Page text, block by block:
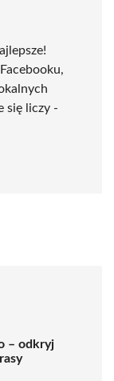
się liczy -
– odkryj